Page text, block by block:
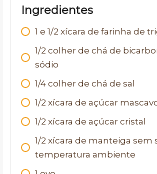
Ingredientes
1 e 1/2 xícara de farinha de
1/2 colher de chá de
sódio
1/4 colher de chá de sal
1/2 xícara de açúcar
1/2 xícara de açúcar cristal
1/2 xícara de manteiga sem
temperatura ambiente